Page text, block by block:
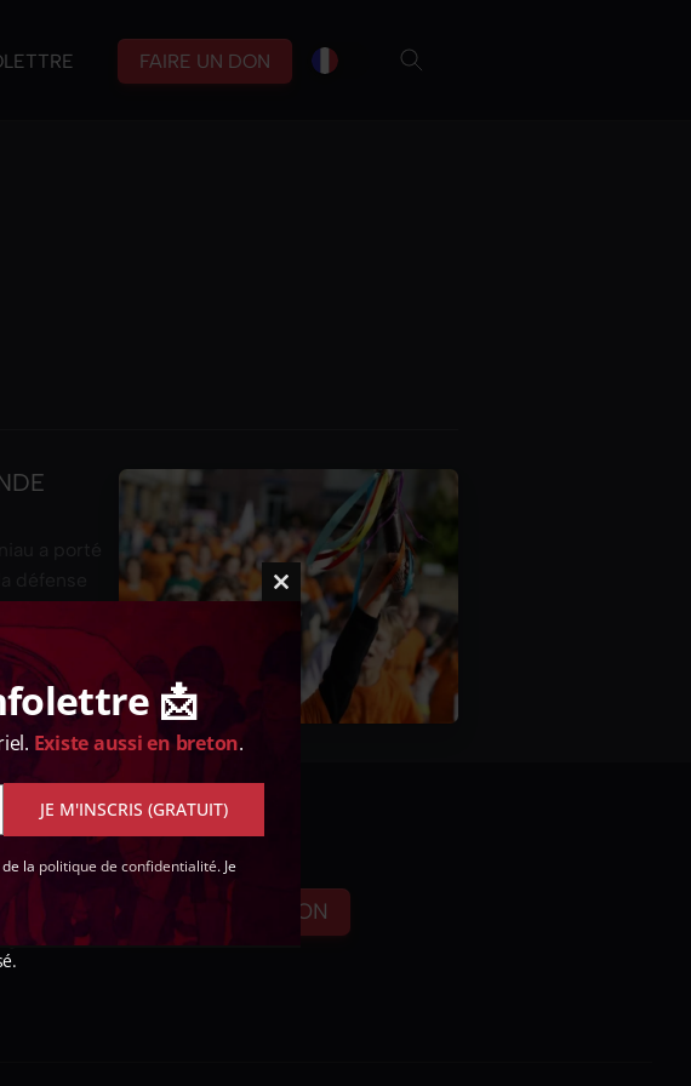
FAIRE UN DON br
FAIRE UN DON
Close
this
module
📩
Existe aussi en breton.
JE M'INSCRIS (GRATUIT)
la politique de confidentialité. Je